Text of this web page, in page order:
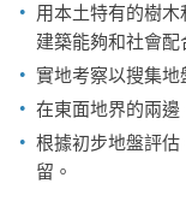
用本土特有的樹
建築能夠和社會配
實地考察以搜集地
在東面地界的兩邊
根據初步地盤評
留。